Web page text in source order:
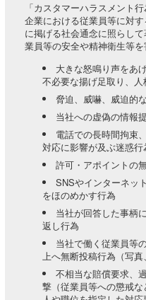
「カスタマーハラスメント
企業における従業員等に対
に掲げる社会通念に照らし
業員等の安全や精神衛生等を
大きな怒鳴り声をあ
不必要な揚げ足取り、
脅迫、威嚇、威迫的
当社への虚偽の情報
電話での長時間拘束
対応に影響が及ぶ迷惑行
許可・アポイントの
SNSやインターネッ
をほのめかす行為
当社が回答した事柄
返し行為
当社で働く従業員等
上へ無断投稿行為（写真
不相当な賠償要求、
撃（従業員等への懲戒